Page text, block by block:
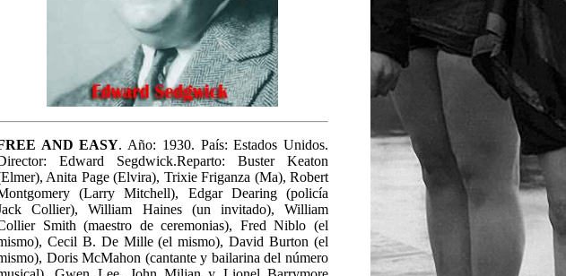
AND EASY. Año: 1930. País: Estados Unidos.
Edward Segdwick.Reparto: Buster Keaton
Anita Page (Elvira), Trixie Friganza (Ma), Robert
(Larry Mitchell), Edgar Dearing (policía
Collier), William Haines (un invitado), William
Smith (maestro de ceremonias), Fred Niblo (el
Cecil B. De Mille (el mismo), David Burton (el
Doris McMahon (cantante y bailarina del número